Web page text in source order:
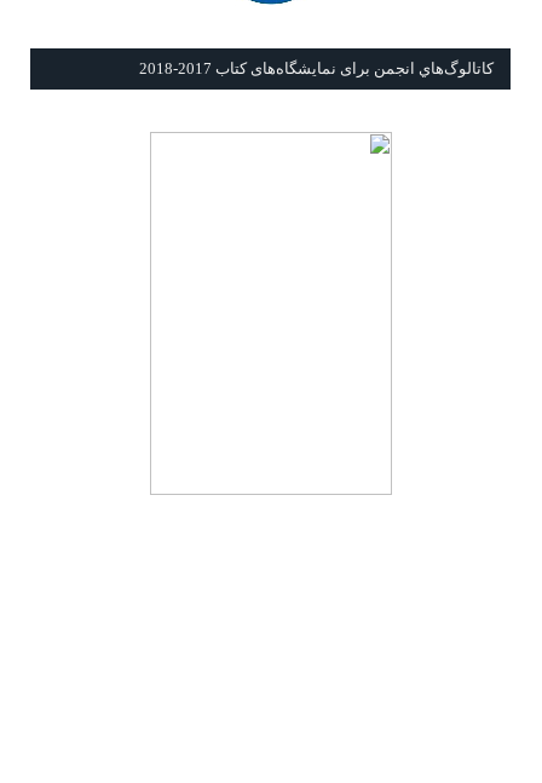
كاتالوگ‌هاي انجمن برای نمايشگاه‌های كتاب 2017-2018